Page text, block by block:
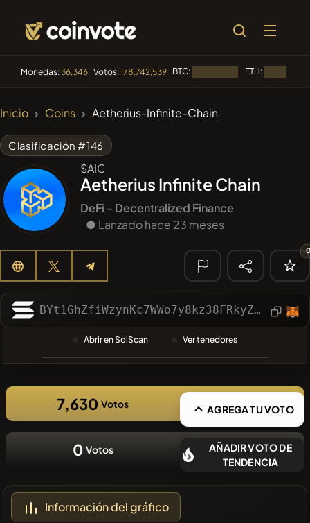
Monedas:36,346 Votos:178,742,539 BTC: ETH:
TENDENCIA
POOPSIE
#622
Heap of hay HAY
#556
BÚSQUEDA
monedas
recientes
Inicio Coins Aetherius-Infinite-Chain
Clasificación #146
$AIC
Aetherius Infinite Chain
DeFi - Decentralized Finance
● Lanzado hace 23 meses
BYt1GhZfiWzynKc7WWo7y8kz38FRkyZyuypWUs6qc4Ls
Abrir en SolScan Ver tenedores
7,630 Votos AGREGA TU VOTO
0 Votos
AÑADIR VOTO DE
TENDENCIA
Información del gráfico